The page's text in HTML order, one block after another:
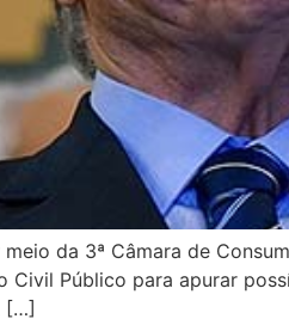
da 3ª Câmara de
Civil Público para apurar
[…]